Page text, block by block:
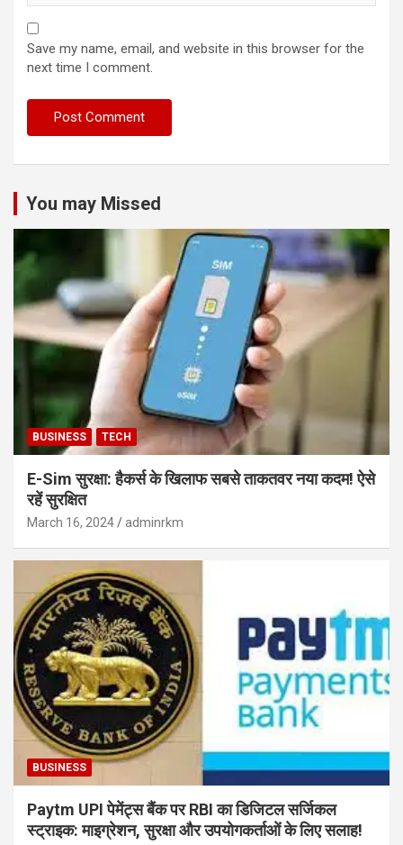
Save my name, email, and website in this browser for the
next time I comment.
You may Missed
BUSINESS TECH
E-Sim सुरक्षा: हैकर्स के खिलाफ सबसे ताकतवर नया कदम! ऐसे
रहें सुरक्षित
March 16, 2024 adminrkm
BUSINESS
Paytm UPI पेमेंट्स बैंक पर RBI का डिजिटल सर्जिकल
स्ट्राइक: माइग्रेशन, सुरक्षा और उपयोगकर्ताओं के लिए सलाह!